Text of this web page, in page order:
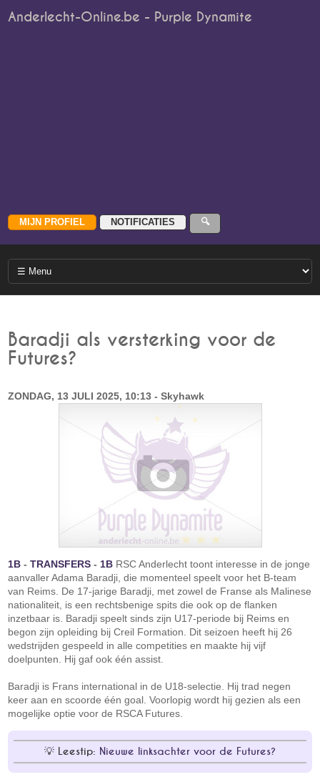
Anderlecht-Online.be - Purple Dynamite
Baradji als versterking voor de
Futures?
ZONDAG, 13 JULI 2025, 10:13 - Skyhawk
1B -TRANSFERS - 1B RSC Anderlecht toont interesse in de jonge
aanvaller Adama Baradji, die momenteel speelt voor het B-team
van Reims. De 17-jarige Baradji, met zowel de Franse als Malinese
nationaliteit, is een rechtsbenige spits die ook op de flanken
inzetbaar is. Baradji speelt sinds zijn U17-periode bij Reims en
begon zijn opleiding bij Creil Formation. Dit seizoen heeft hij 26
wedstrijden gespeeld in alle competities en maakte hij vijf
doelpunten. Hij gaf ook één assist.
Baradji is Frans international in de U18-selectie. Hij trad negen
keer aan en scoorde één goal. Voorlopig wordt hij gezien als een
mogelijke optie voor de RSCA Futures.
Leestip: Nieuwe linksachter voor de Futures?